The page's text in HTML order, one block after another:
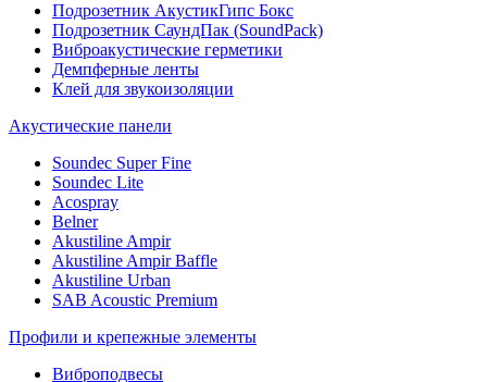
Подрозетник АкустикГипс Бокс
Подрозетник СаундПак (SoundPack)
Виброакустические герметики
Демпферные ленты
Клей для звукоизоляции
Акустические панели
Soundec Super Fine
Soundec Lite
Acospray
Belner
Akustiline Ampir
Akustiline Ampir Baffle
Akustiline Urban
SAB Acoustic Premium
Профили и крепежные элементы
Виброподвесы